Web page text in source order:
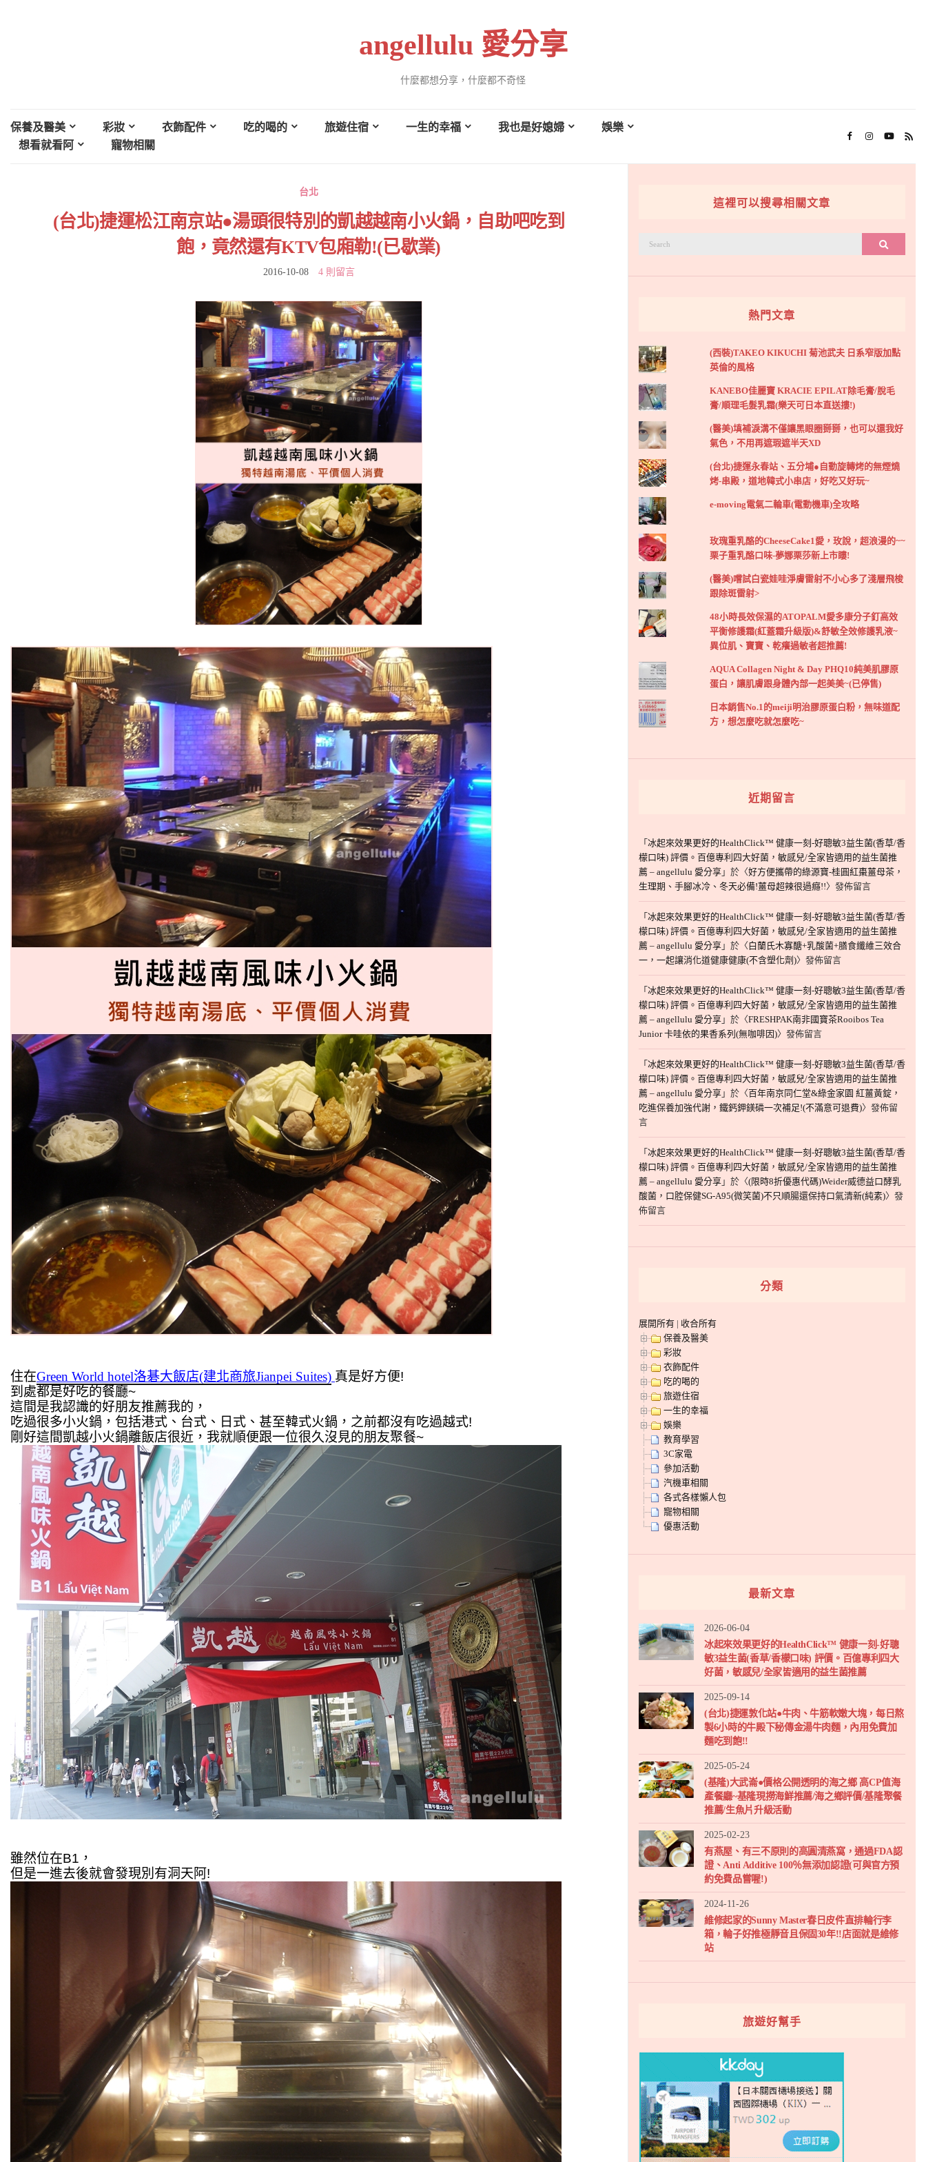
angellulu 愛分享
什麼都想分享，什麼都不奇怪
保養及醫美 彩妝 衣飾配件 吃的喝的 旅遊住宿 一生的幸福 我也是好媳婦
娛樂
想看就看阿
寵物相關
台北
(台北)捷運松江南京站●湯頭很特別的凱越越南小火鍋，自助吧吃到
飽，竟然還有KTV包廂勒!(已歇業)
2016-10-08 4 則留言
住在Green World hotel洛碁大飯店(建北商旅Jianpei Suites) 真是好方便!
到處都是好吃的餐廳~
這間是我認識的好朋友推薦我的，
吃過很多小火鍋，包括港式、台式、日式、甚至韓式火鍋，之前都沒有吃過越式!
剛好這間凱越小火鍋離飯店很近，我就順便跟一位很久沒見的朋友聚餐~
雖然位在B1，
但是一進去後就會發現別有洞天阿!
這裡可以搜尋相關文章
搜尋
熱門文章
(西裝)TAKEO KIKUCHI 菊池武夫 日系窄版加點
英倫的風格
KANEBO佳麗寶 KRACIE EPILAT除毛膏/脫毛
膏/順理毛髮乳霜(樂天可日本直送摟!)
(醫美)填補淚溝不僅讓黑眼圈掰掰，也可以還我好
氣色，不用再遮瑕遮半天XD
(台北)捷運永春站、五分埔●自動旋轉烤的無煙燒
烤-串殿，道地韓式小串店，好吃又好玩~
e-moving電氣二輪車(電動機車)全攻略
玫瑰重乳酪的CheeseCake1愛，玫說，超浪漫的~~
栗子重乳酪口味-夢娜栗莎新上市瞜!
(醫美)嚐試白瓷娃哇淨膚雷射不小心多了淺層飛梭
跟除斑雷射>
48小時長效保濕的ATOPALM愛多康分子釘高效
平衡修護霜(紅蓋霜升級版)&舒敏全效修護乳液~
異位肌、寶寶、乾癢過敏者超推薦!
AQUA Collagen Night & Day PHQ10純美肌膠原
蛋白，讓肌膚跟身體內部一起美美~(已停售)
日本銷售No.1的meiji明治膠原蛋白粉，無味道配
方，想怎麼吃就怎麼吃~
近期留言
「 冰起來效果更好的HealthClick™ 健康一刻-好聰敏3益生菌(香草/香
檬口味) 評價。百億專利四大好菌，敏感兒/全家皆適用的益生菌推
薦 – angellulu 愛分享 」於〈好方便攜帶的綠源寶-桂圓紅棗薑母茶，
生理期、手腳冰冷、冬天必備!薑母超辣很過癮!!〉發佈留言
「 冰起來效果更好的HealthClick™ 健康一刻-好聰敏3益生菌(香草/香
檬口味) 評價。百億專利四大好菌，敏感兒/全家皆適用的益生菌推
薦 – angellulu 愛分享 」於〈白蘭氏木寡醣+乳酸菌+膳食纖維三效合
一，一起讓消化道健康健康(不含塑化劑)〉發佈留言
「 冰起來效果更好的HealthClick™ 健康一刻-好聰敏3益生菌(香草/香
檬口味) 評價。百億專利四大好菌，敏感兒/全家皆適用的益生菌推
薦 – angellulu 愛分享 」於〈FRESHPAK南非國寶茶Rooibos Tea
Junior 卡哇依的果香系列(無咖啡因)〉發佈留言
「 冰起來效果更好的HealthClick™ 健康一刻-好聰敏3益生菌(香草/香
檬口味) 評價。百億專利四大好菌，敏感兒/全家皆適用的益生菌推
薦 – angellulu 愛分享 」於〈百年南京同仁堂&綠金家園 紅薑黃錠，
吃進保養加強代謝，鐵鈣鉀鎂磷一次補足!(不滿意可退費)〉發佈留
言
「 冰起來效果更好的HealthClick™ 健康一刻-好聰敏3益生菌(香草/香
檬口味) 評價。百億專利四大好菌，敏感兒/全家皆適用的益生菌推
薦 – angellulu 愛分享 」於〈(限時8折優惠代碼)Weider威德益口酵乳
酸菌，口腔保健SG-A95(微笑菌)不只順腸還保持口氣清新(純素)〉發
佈留言
分類
展開所有 | 收合所有
保養及醫美
彩妝
衣飾配件
吃的喝的
旅遊住宿
一生的幸福
娛樂
教育學習
3C家電
參加活動
汽機車相關
各式各樣懶人包
寵物相關
優惠活動
最新文章
2026-06-04
冰起來效果更好的HealthClick™ 健康一刻-好聰
敏3益生菌(香草/香檬口味) 評價。百億專利四大
好菌，敏感兒/全家皆適用的益生菌推薦
2025-09-14
(台北)捷運敦化站●牛肉、牛筋軟嫩大塊，每日熬
製6小時的牛殿下秘傳金湯牛肉麵，內用免費加
麵吃到飽!!
2025-05-24
(基隆)大武崙●價格公開透明的海之鄉 高CP值海
產餐廳~基隆現撈海鮮推薦/海之鄉評價/基隆聚餐
推薦/生魚片升級活動
2025-02-23
有燕屋、有三不原則的高圓清燕窩，通過FDA認
證、Anti Additive 100％無添加認證(可與官方預
約免費品嘗喔!)
2024-11-26
維修起家的Sunny Master春日皮件直排輪行李
箱，輪子好推極靜音且保固30年!!店面就是維修
站
旅遊好幫手